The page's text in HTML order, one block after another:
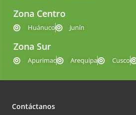
Zona Centro
Huánuco Junín
Zona Sur
Apurimac Arequipa Cusco
Contáctanos